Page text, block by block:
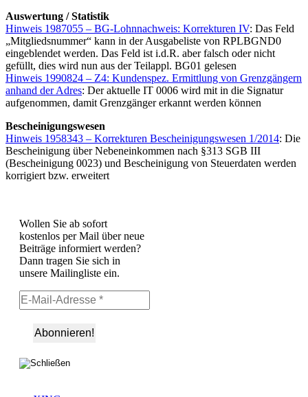
Auswertung / Statistik
Hinweis 1987055 – BG-Lohnnachweis: Korrekturen IV: Das Feld
„Mitgliedsnummer“ kann in der Ausgabeliste von RPLBGND0
eingeblendet werden. Das Feld ist i.d.R. aber falsch oder nicht
gefüllt, dies wird nun aus der Teilappl. BG01 gelesen
Hinweis 1990824 – Z4: Kundenspez. Ermittlung von Grenzgängern
anhand der Adres: Der aktuelle IT 0006 wird mit in die Signatur
aufgenommen, damit Grenzgänger erkannt werden können
Bescheinigungswesen
Hinweis 1958343 – Korrekturen Bescheinigungswesen 1/2014: Die
Bescheinigung über Nebeneinkommen nach §313 SGB III
(Bescheinigung 0023) und Bescheinigung von Steuerdaten werden
korrigiert bzw. erweitert
Wollen Sie ab sofort
kostenlos per Mail über neue
Beiträge informiert werden?
Dann tragen Sie sich in
unsere Mailingliste ein.